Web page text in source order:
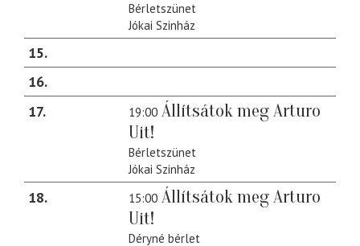
Bérletszünet
Jókai Szinház
15
16
17
19:00 Állítsátok meg Arturo
Uit!
Bérletszünet
Jókai Szinház
18 15:00 Állítsátok meg Arturo
Uit!
Déryné bérlet